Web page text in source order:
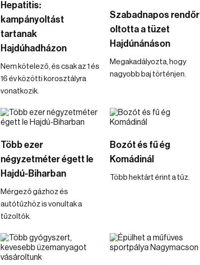
Hepatitis:
kampányoltást
tartanak
Hajdúhadházon
Nem kötelező, és csak az 1 és
16 év közötti korosztályra
vonatkozik.
Szabadnapos rendőr
oltotta a tüzet
Hajdúnánáson
Megakadályozta, hogy
nagyobb baj történjen.
Több ezer
négyzetméter égett le
Hajdú-Biharban
Mérgező gázhoz és
autótűzhöz is vonultak a
tűzoltók.
Bozót és fű ég
Komádinál
Több hektárt érint a tűz.